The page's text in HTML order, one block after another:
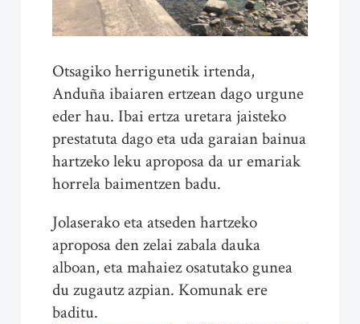
Otsagiko herrigunetik irtenda,
Anduña ibaiaren ertzean dago urgune
eder hau. Ibai ertza uretara jaisteko
prestatuta dago eta uda garaian bainua
hartzeko leku aproposa da ur emariak
horrela baimentzen badu.
Jolaserako eta atseden hartzeko
aproposa den zelai zabala dauka
alboan, eta mahaiez osatutako gunea
du zugautz azpian. Komunak ere
baditu.